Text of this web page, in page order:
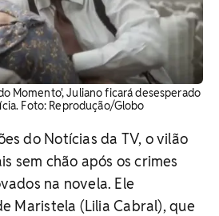
Momento', Juliano ficará desesperado
Foto: Reprodução/Globo
do Notícias da TV, o vilão
sem chão após os crimes
na novela. Ele
Maristela (Lilia Cabral), que